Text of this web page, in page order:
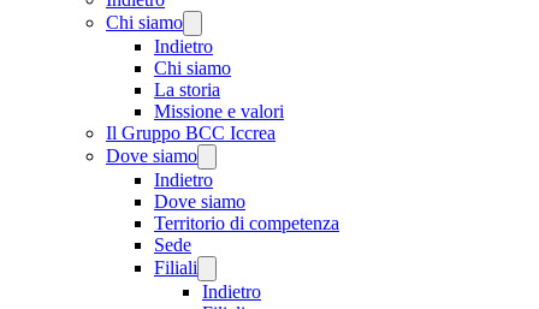
Chi siamo
Indietro
Chi siamo
La storia
Missione e valori
Il Gruppo BCC Iccrea
Dove siamo
Indietro
Dove siamo
Territorio di competenza
Sede
Filiali
Indietro